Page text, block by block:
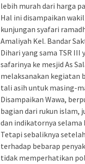
lebih murah dari harga
Hal ini disampaikan
kunjungan syafari
Amaliyah Kel. Bandar
Dihari yang sama TSR
safarinya ke mesjid As
melaksanakan kegiatan
tali asih untuk masing-
Disampaikan Wawa,
bagian dari rukun islam,
dan indikatornya selama
Tetapi sebaliknya
terhadap bebarap
tidak memperhatikan